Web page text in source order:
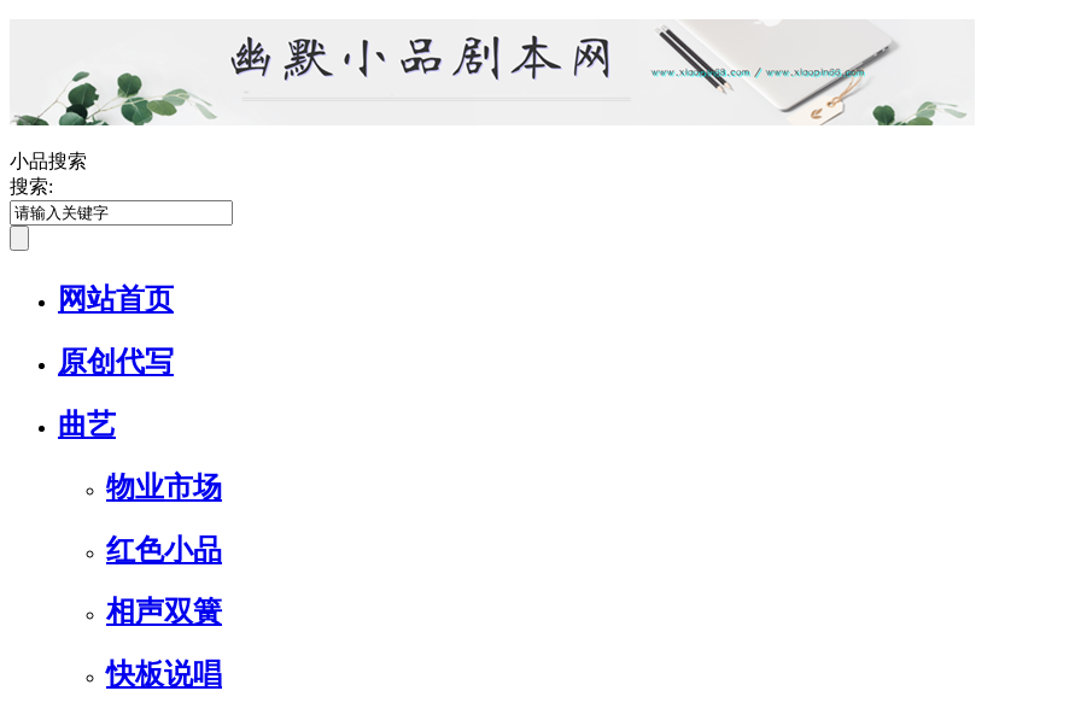
小品搜索
搜索:
网站首页
原创代写
曲艺
物业市场
红色小品
相声双簧
快板说唱